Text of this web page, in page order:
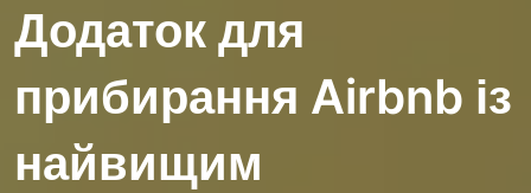
Додаток для
прибирання Airbnb із
найвищим